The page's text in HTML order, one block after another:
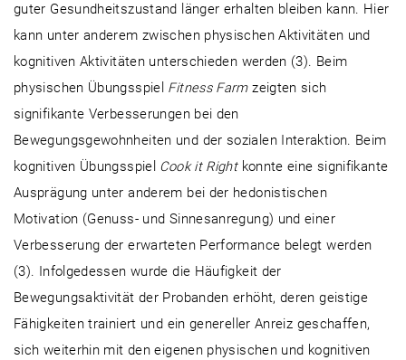
guter Gesundheitszustand länger erhalten bleiben kann. Hier
kann unter anderem zwischen physischen Aktivitäten und
kognitiven Aktivitäten unterschieden werden (3). Beim
physischen Übungsspiel Fitness Farmzeigten sich
signifikante Verbesserungen bei den
Bewegungsgewohnheiten und der sozialen Interaktion. Beim
kognitiven Übungsspiel Cook it Rightkonnte eine signifikante
Ausprägung unter anderem bei der hedonistischen
Motivation (Genuss- und Sinnesanregung) und einer
Verbesserung der erwarteten Performance belegt werden
(3). Infolgedessen wurde die Häufigkeit der
Bewegungsaktivität der Probanden erhöht, deren geistige
Fähigkeiten trainiert und ein genereller Anreiz geschaffen,
sich weiterhin mit den eigenen physischen und kognitiven